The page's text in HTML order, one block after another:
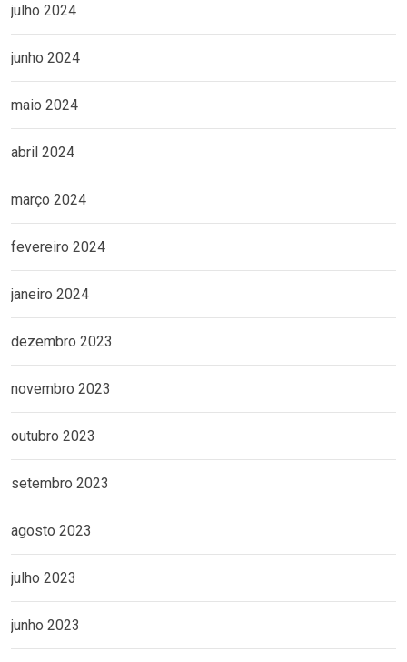
julho 2024
junho 2024
maio 2024
abril 2024
março 2024
fevereiro 2024
janeiro 2024
dezembro 2023
novembro 2023
outubro 2023
setembro 2023
agosto 2023
julho 2023
junho 2023